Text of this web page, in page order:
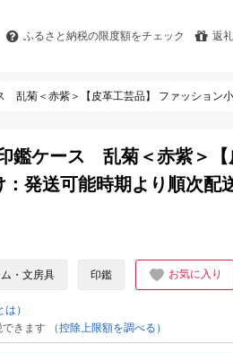
ふるさと納税の限度額をチェック 返
紫＞【皮革工芸品】 ファッション小物 民芸品 お届け：
鑑ケース 乱菊＜赤紫＞【
発送可能時期より順次配
・文房具 印鑑 お気に入り
は）
きます
（控除上限額を調べる）